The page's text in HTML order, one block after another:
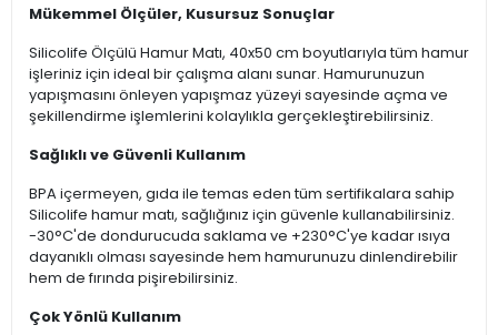
Mükemmel Ölçüler, Kusursuz Sonuçlar
Silicolife Ölçülü Hamur Matı, 40x50 cm boyutlarıyla tüm hamur
işleriniz için ideal bir çalışma alanı sunar. Hamurunuzun
yapışmasını önleyen yapışmaz yüzeyi sayesinde açma ve
şekillendirme işlemlerini kolaylıkla gerçekleştirebilirsiniz.
Sağlıklı ve Güvenli Kullanım
BPA içermeyen, gıda ile temas eden tüm sertifikalara sahip
Silicolife hamur matı, sağlığınız için güvenle kullanabilirsiniz.
-30°C'de dondurucuda saklama ve +230°C'ye kadar ısıya
dayanıklı olması sayesinde hem hamurunuzu dinlendirebilir
hem de fırında pişirebilirsiniz.
Çok Yönlü Kullanım